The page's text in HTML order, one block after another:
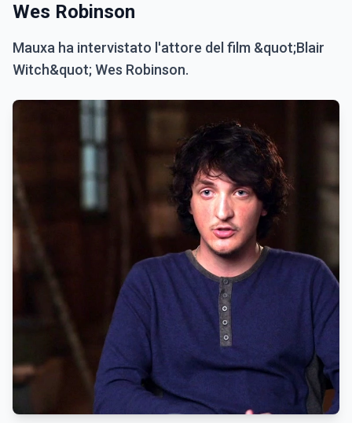
Wes Robinson
Mauxa ha intervistato l'attore del film &quot;Blair
Witch&quot; Wes Robinson.